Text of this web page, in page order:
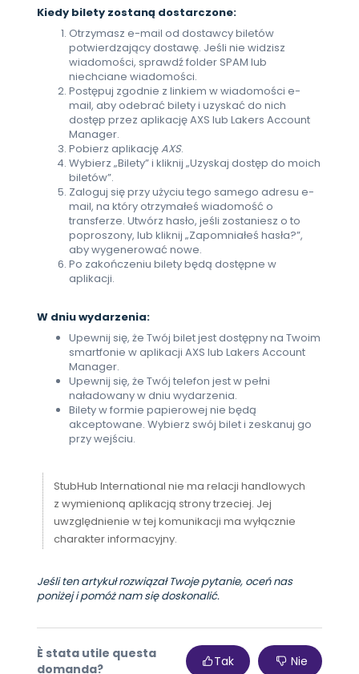
Kiedy bilety zostaną dostarczone:
Otrzymasz e-mail od dostawcy biletów
potwierdzający dostawę. Jeśli nie widzisz
wiadomości, sprawdź folder SPAM lub
niechciane wiadomości.
Postępuj zgodnie z linkiem w wiadomości e-
mail, aby odebrać bilety i uzyskać do nich
dostęp przez aplikację AXS lub Lakers Account
Manager.
Pobierz aplikacjęAXS.
Wybierz „Bilety” i kliknij „Uzyskaj dostęp do moich
biletów”.
Zaloguj się przy użyciu tego samego adresu e-
mail, na który otrzymałeś wiadomość o
transferze. Utwórz hasło, jeśli zostaniesz o to
poproszony, lub kliknij „Zapomniałeś hasła?”,
aby wygenerować nowe.
Po zakończeniu bilety będą dostępne w
aplikacji.
W dniu wydarzenia:
Upewnij się, że Twój bilet jest dostępny na Twoim
smartfonie w aplikacji AXS lub Lakers Account
Manager.
Upewnij się, że Twój telefon jest w pełni
naładowany w dniu wydarzenia.
Bilety w formie papierowej nie będą
akceptowane. Wybierz swój bilet i zeskanuj go
przy wejściu.
StubHub International nie ma relacji handlowych
z wymienioną aplikacją strony trzeciej. Jej
uwzględnienie w tej komunikacji ma wyłącznie
charakter informacyjny.
Jeśli ten artykuł rozwiązał Twoje pytanie, oceń nas
poniżej i pomóż nam się doskonalić.
È stata utile questa
domanda?
Tak Nie